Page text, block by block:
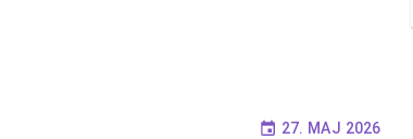
27. MAJ 2026